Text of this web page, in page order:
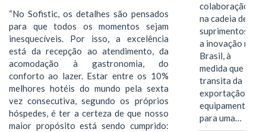
“No Sofistic, os detalhes são pensados
para que todos os momentos sejam
inesquecíveis. Por isso, a excelência
está da recepção ao atendimento, da
acomodação à gastronomia, do
conforto ao lazer. Estar entre os 10%
melhores hotéis do mundo pela sexta
vez consecutiva, segundo os próprios
hóspedes, é ter a certeza de que nosso
maior propósito está sendo cumprido:
colaboração
na cadeia de
suprimentos e
a inovação no
Brasil, à
medida que
transita da
exportação de
equipamentos
para uma…